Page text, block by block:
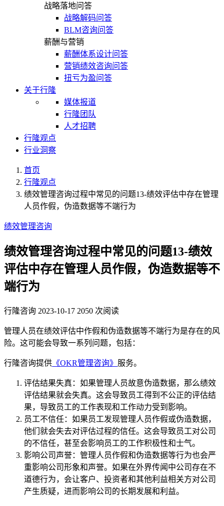
战略落地问答
战略解码问答
BLM咨询问答
薪酬与营销
薪酬体系设计问答
营销绩效咨询问答
扭亏为盈问答
关于行隆
媒体报道
行隆团队
人才招聘
行隆观点
行业洞察
首页
行隆观点
绩效管理咨询过程中常见的问题13-绩效评估中存在管理
人员作假，伪造数据等不端行为
绩效管理咨询
绩效管理咨询过程中常见的问题13-绩效
评估中存在管理人员作假，伪造数据等不
端行为
行隆咨询 2023-10-17 2050 次阅读
管理人员在绩效评估中作假和伪造数据等不端行为是存在的风
险。这可能会导致一系列问题，包括：
行隆咨询提供 《OKR管理咨询》 服务。
评估结果失真：如果管理人员故意伪造数据，那么绩效
评估结果就会失真。这会导致员工得到不公正的评估结
果，导致员工的工作表现和工作动力受到影响。
员工不信任：如果员工发现管理人员作假或伪造数据，
他们就会失去对评估过程的信任。这会导致员工对公司
的不信任，甚至会影响员工的工作积极性和士气。
影响公司声誉：管理人员作假和伪造数据等行为也会严
重影响公司形象和声誉。如果在外界传闻中公司存在不
道德行为，会让客户、投资者和其他利益相关方对公司
产生质疑，进而影响公司的长期发展和利益。